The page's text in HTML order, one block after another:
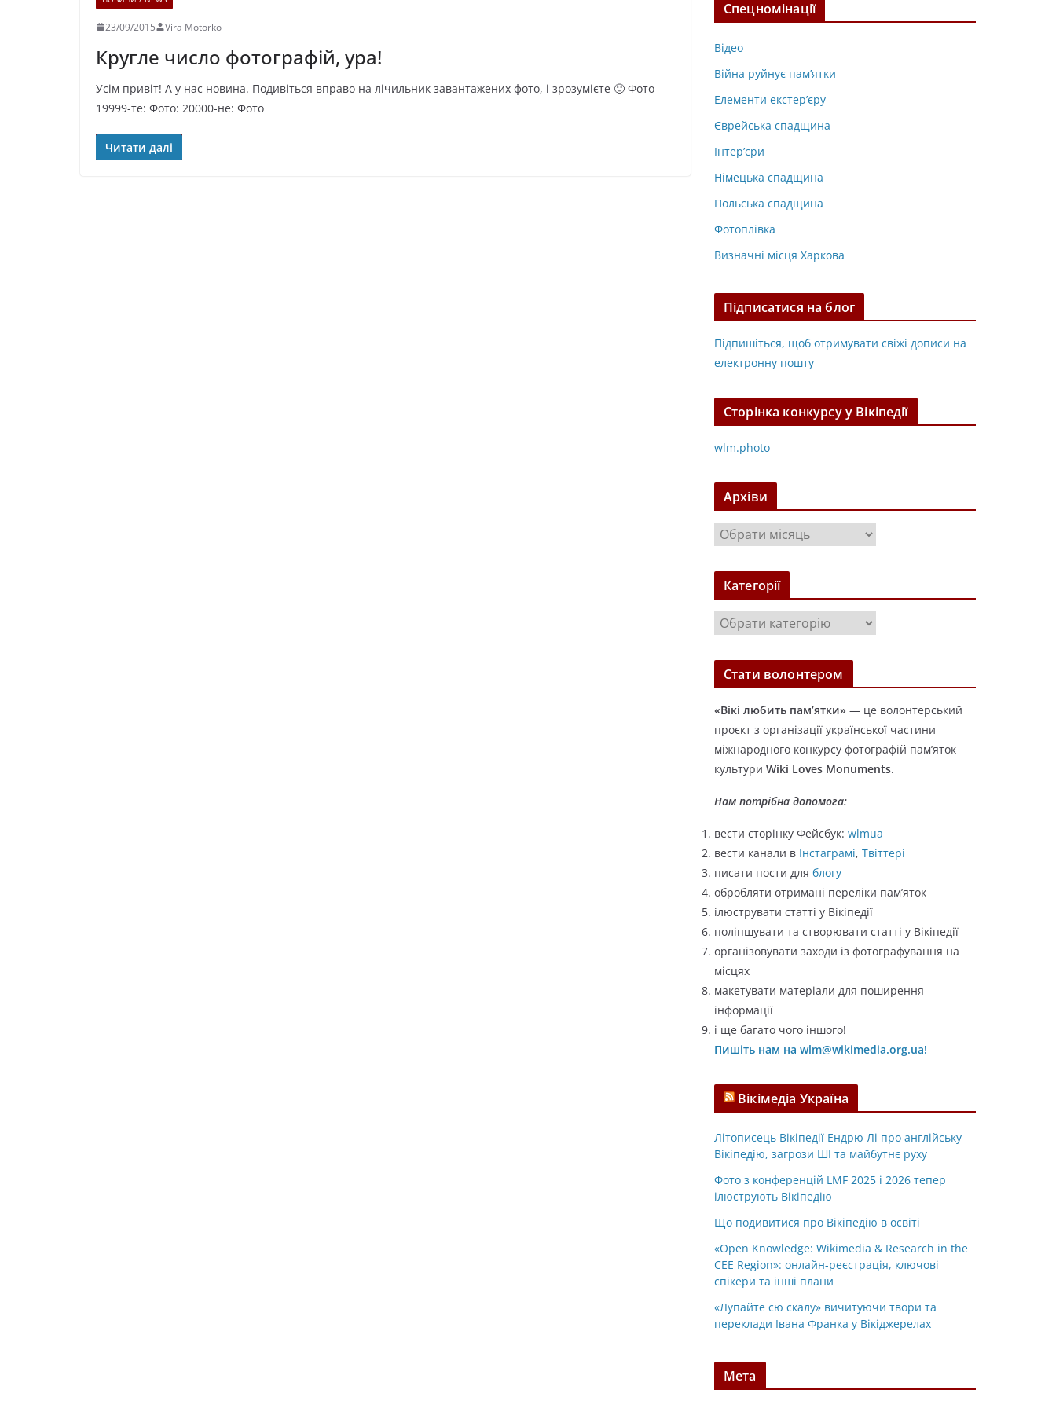
23/09/2015 Vira Motorko
Кругле число фотографій, ура!
Усім привіт! А у нас новина. Подивіться вправо на лічильник завантажених фото, і зрозумієте 🙂 Фото
19999-те: Фото: 20000-не: Фото
Читати далі
Спецномінації
Відео
Війна руйнує пам’ятки
Елементи екстер’єру
Єврейська спадщина
Інтер’єри
Німецька спадщина
Польська спадщина
Фотоплівка
Визначні місця Харкова
Підписатися на блог
Підпишіться, щоб отримувати свіжі дописи на
електронну пошту
Сторінка конкурсу у Вікіпедії
wlm.photo
Архіви
р
х
в
Категорії
а
т
о
р
і
ї
Стати волонтером
«Вікі любить пам’ятки» — це волонтерський
проєкт з організації української частини
міжнародного конкурсу фотографій пам’яток
культури Wiki Loves Monuments.
Нам потрібна допомога:
вести сторінку Фейсбук: wlmua
вести канали в Інстаграмі, Твіттері
писати пости для блогу
обробляти отримані переліки пам’яток
ілюструвати статті у Вікіпедії
поліпшувати та створювати статті у Вікіпедії
організовувати заходи із фотографування на
місцях
макетувати матеріали для поширення
інформації
і ще багато чого іншого!
Пишіть нам на wlm@wikimedia.org.ua!
Вікімедіа Україна
Літописець Вікіпедії Ендрю Лі про англійську
Вікіпедію, загрози ШІ та майбутнє руху
Фото з конференцій LMF 2025 і 2026 тепер
ілюструють Вікіпедію
Що подивитися про Вікіпедію в освіті
«Open Knowledge: Wikimedia & Research in the
CEE Region»: онлайн-реєстрація, ключові
спікери та інші плани
«Лупайте сю скалу» вичитуючи твори та
переклади Івана Франка у Вікіджерелах
Мета